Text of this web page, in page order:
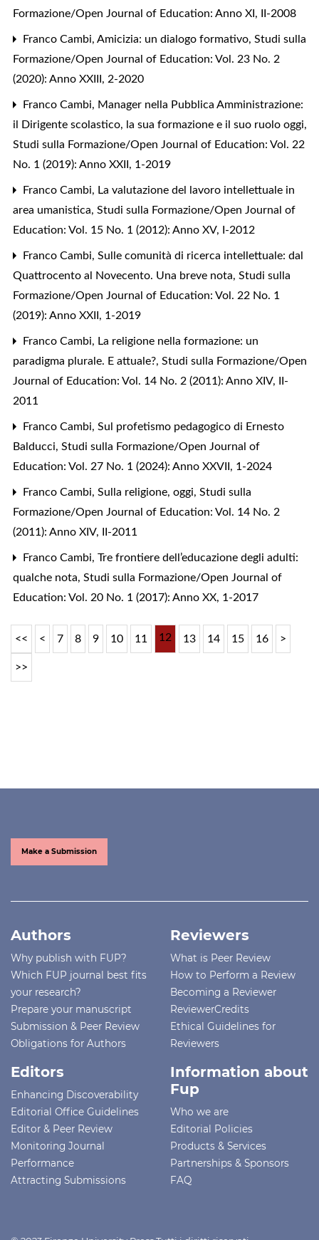
Formazione/Open Journal of Education: Anno XI, II-2008
Franco Cambi, Amicizia: un dialogo formativo, Studi sulla
Formazione/Open Journal of Education: Vol. 23 No. 2
(2020): Anno XXIII, 2-2020
Franco Cambi, Manager nella Pubblica Amministrazione:
il Dirigente scolastico, la sua formazione e il suo ruolo oggi,
Studi sulla Formazione/Open Journal of Education: Vol. 22
No. 1 (2019): Anno XXII, 1-2019
Franco Cambi, La valutazione del lavoro intellettuale in
area umanistica, Studi sulla Formazione/Open Journal of
Education: Vol. 15 No. 1 (2012): Anno XV, I-2012
Franco Cambi, Sulle comunità di ricerca intellettuale: dal
Quattrocento al Novecento. Una breve nota, Studi sulla
Formazione/Open Journal of Education: Vol. 22 No. 1
(2019): Anno XXII, 1-2019
Franco Cambi, La religione nella formazione: un
paradigma plurale. E attuale?, Studi sulla Formazione/Open
Journal of Education: Vol. 14 No. 2 (2011): Anno XIV, II-
2011
Franco Cambi, Sul profetismo pedagogico di Ernesto
Balducci, Studi sulla Formazione/Open Journal of
Education: Vol. 27 No. 1 (2024): Anno XXVII, 1-2024
Franco Cambi, Sulla religione, oggi, Studi sulla
Formazione/Open Journal of Education: Vol. 14 No. 2
(2011): Anno XIV, II-2011
Franco Cambi, Tre frontiere dell’educazione degli adulti:
qualche nota, Studi sulla Formazione/Open Journal of
Education: Vol. 20 No. 1 (2017): Anno XX, 1-2017
<< < 7 8 9 10 11 12 13 14 15 16 >
>>
Make a Submission
Authors
Why publish with FUP?
Which FUP journal best fits
your research?
Prepare your manuscript
Submission & Peer Review
Obligations for Authors
Reviewers
What is Peer Review
How to Perform a Review
Becoming a Reviewer
ReviewerCredits
Ethical Guidelines for
Reviewers
Editors
Enhancing Discoverability
Editorial Office Guidelines
Editor & Peer Review
Monitoring Journal
Performance
Attracting Submissions
Information about
Fup
Who we are
Editorial Policies
Products & Services
Partnerships & Sponsors
FAQ